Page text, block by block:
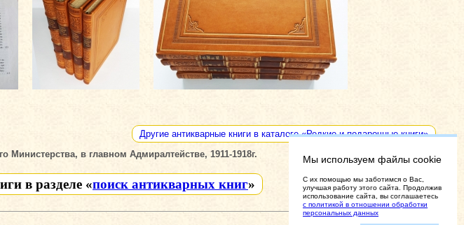
Другие антикварные книги в каталоге «Редкие и подарочные книги»
в главном Адмиралтействе, 1911-1918г.
в разделе «поиск антикварных книг»
Мы используем файлы cookie
C их помощью мы заботимся о Вас,
улучшая работу этого сайта. Продолжив
использование сайта, вы соглашаетесь
с политикой в отношении обработки
персональных данных